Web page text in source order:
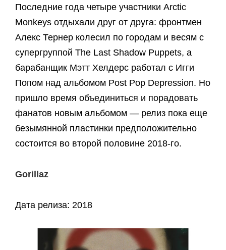
Последние года четыре участники Arctic
Monkeys отдыхали друг от друга: фронтмен
Алекс Тернер колесил по городам и весям с
супергруппой The Last Shadow Puppets, а
барабанщик Мэтт Хелдерс работал с Игги
Попом над альбомом Post Pop Depression. Но
пришло время объединиться и порадовать
фанатов новым альбомом — релиз пока еще
безымянной пластинки предположительно
состоится вo второй половине 2018-го.
Gorillaz
Дата релиза: 2018